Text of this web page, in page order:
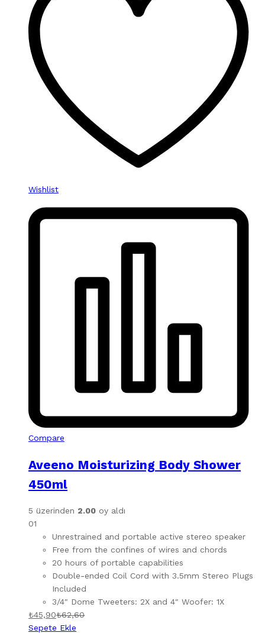
Wishlist
Compare
Aveeno Moisturizing Body Shower
450ml
5 üzerinden 2.00 oy aldı
01
Unrestrained and portable active stereo speaker
Free from the confines of wires and chords
20 hours of portable capabilities
Double-ended Coil Cord with 3.5mm Stereo Plugs
Included
3/4″ Dome Tweeters: 2X and 4″ Woofer: 1X
₺45,90₺62,60
Sepete Ekle